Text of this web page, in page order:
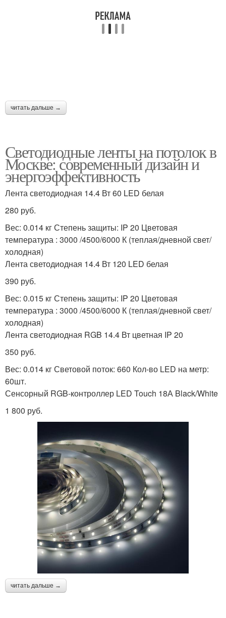
Лента к потолку Лента с потолка
Ленты для потолочной
Лента к электрической
сети
Ленты с возможностью Лента к электричеству
Контурные потолки Лента по периметру
Ленты по периметру Лента для подсветки
Потолок по периметру Ленты для подсветки
читать дальше →
Светодиодные ленты на потолок в
Москве: современный дизайн и
энергоэффективность
Лента светодиодная 14.4 Вт 60 LED белая
280 руб.
Вес: 0.014 кг Степень защиты: IP 20 Цветовая
температура : 3000 /4500/6000 К (теплая/дневной свет/
холодная)
Лента светодиодная 14.4 Вт 120 LED белая
390 руб.
Вес: 0.015 кг Степень защиты: IP 20 Цветовая
температура : 3000 /4500/6000 К (теплая/дневной свет/
холодная)
Лента светодиодная RGB 14.4 Вт цветная IP 20
350 руб.
Вес: 0.014 кг Световой поток: 660 Кол-во LED на метр:
60шт.
Сенсорный RGB-контроллер LED Touch 18А Black/White
1 800 руб.
читать дальше →